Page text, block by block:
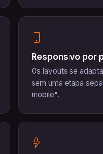
Responsivo por
Os layouts se
sem uma etapa
mobile".